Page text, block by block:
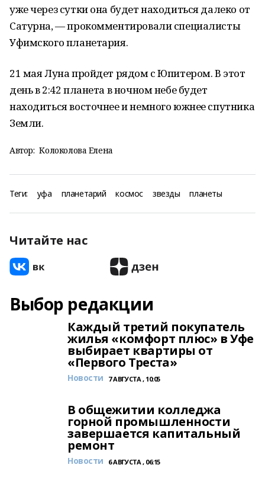
уже через сутки она будет находиться далеко от
Сатурна, — прокомментировали специалисты
Уфимского планетария.
21 мая Луна пройдет рядом с Юпитером. В этот
день в 2:42 планета в ночном небе будет
находиться восточнее и немного южнее спутника
Земли.
Автор: Колоколова Елена
Теги: уфа планетарий космос звезды планеты
Читайте нас
Выбор редакции
Каждый третий покупатель
жилья «комфорт плюс» в Уфе
выбирает квартиры от
«Первого Треста»
Новости 7 АВГУСТА , 10:05
В общежитии колледжа
горной промышленности
завершается капитальный
ремонт
Новости 6 АВГУСТА , 06:15